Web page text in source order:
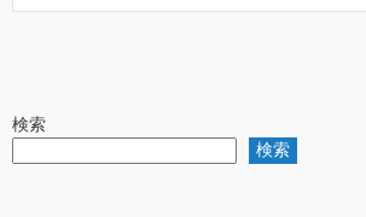
検索
検索